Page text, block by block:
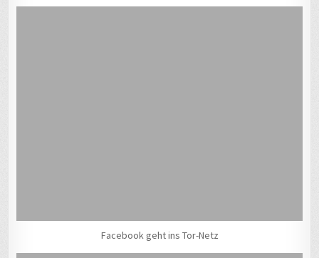
Facebook geht ins Tor-Netz